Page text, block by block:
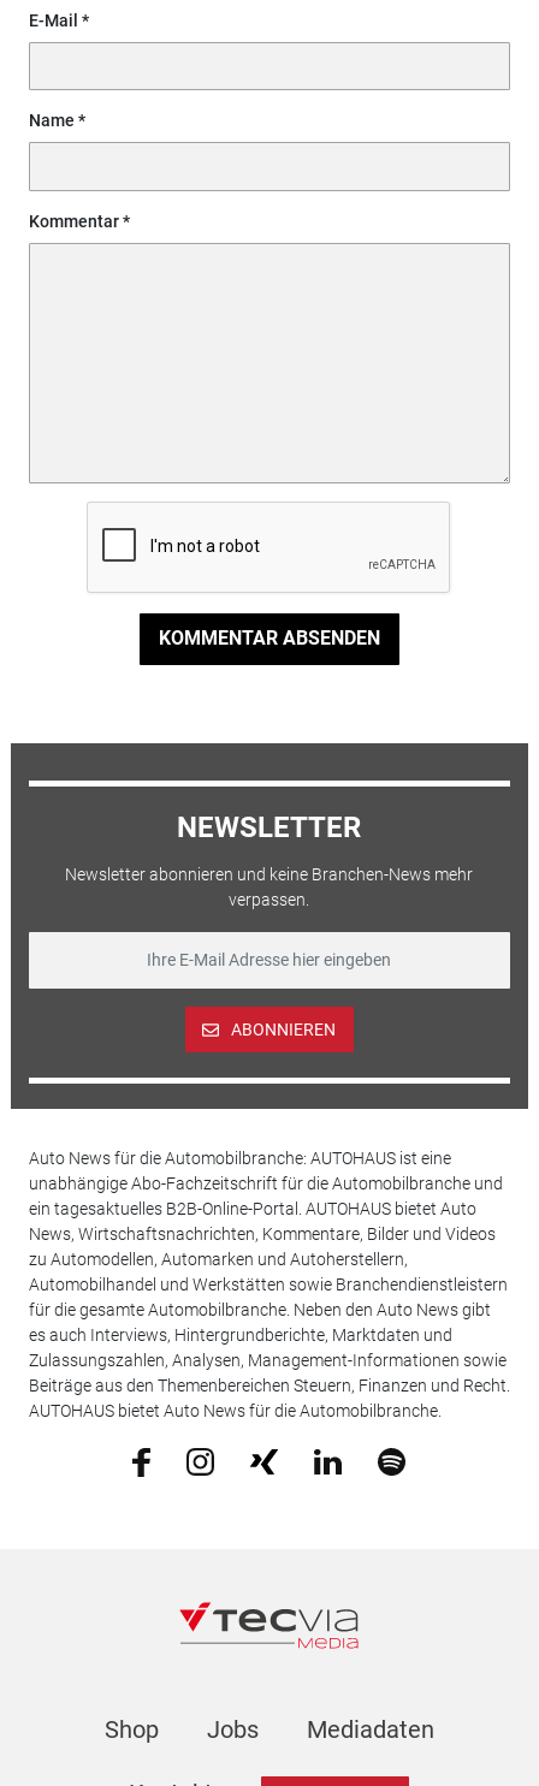
E-Mail
Name
Kommentar
KOMMENTAR ABSENDEN
NEWSLETTER
Newsletter abonnieren und keine Branchen-News mehr
verpassen.
ABONNIEREN
Auto News für die Automobilbranche: AUTOHAUS ist eine
unabhängige Abo-Fachzeitschrift für die Automobilbranche und
ein tagesaktuelles B2B-Online-Portal. AUTOHAUS bietet Auto
News, Wirtschaftsnachrichten, Kommentare, Bilder und Videos
zu Automodellen, Automarken und Autoherstellern,
Automobilhandel und Werkstätten sowie Branchendienstleistern
für die gesamte Automobilbranche. Neben den Auto News gibt
es auch Interviews, Hintergrundberichte, Marktdaten und
Zulassungszahlen, Analysen, Management-Informationen sowie
Beiträge aus den Themenbereichen Steuern, Finanzen und Recht.
AUTOHAUS bietet Auto News für die Automobilbranche.
Shop Jobs Mediadaten